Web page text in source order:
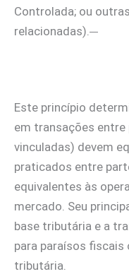
Controlada; ou
relacionadas).
Este princípio
em transações
vinculadas) devem
praticados entre
equivalentes às
mercado. Seu
base tributária e a
para paraísos
tributária.